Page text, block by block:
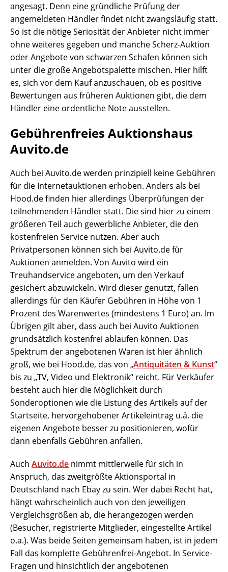
angesagt. Denn eine gründliche Prüfung der
angemeldeten Händler findet nicht zwangsläufig statt.
So ist die nötige Seriosität der Anbieter nicht immer
ohne weiteres gegeben und manche Scherz-Auktion
oder Angebote von schwarzen Schafen können sich
unter die große Angebotspalette mischen. Hier hilft
es, sich vor dem Kauf anzuschauen, ob es positive
Bewertungen aus früheren Auktionen gibt, die dem
Händler eine ordentliche Note ausstellen.
Gebührenfreies Auktionshaus
Auvito.de
Auch bei Auvito.de werden prinzipiell keine Gebühren
für die Internetauktionen erhoben. Anders als bei
Hood.de finden hier allerdings Überprüfungen der
teilnehmenden Händler statt. Die sind hier zu einem
größeren Teil auch gewerbliche Anbieter, die den
kostenfreien Service nutzen. Aber auch
Privatpersonen können sich bei Auvito.de für
Auktionen anmelden. Von Auvito wird ein
Treuhandservice angeboten, um den Verkauf
gesichert abzuwickeln. Wird dieser genutzt, fallen
allerdings für den Käufer Gebühren in Höhe von 1
Prozent des Warenwertes (mindestens 1 Euro) an. Im
Übrigen gilt aber, dass auch bei Auvito Auktionen
grundsätzlich kostenfrei ablaufen können. Das
Spektrum der angebotenen Waren ist hier ähnlich
groß, wie bei Hood.de, das von „Antiquitäten & Kunst“
bis zu „TV, Video und Elektronik“ reicht. Für Verkäufer
besteht auch hier die Möglichkeit durch
Sonderoptionen wie die Listung des Artikels auf der
Startseite, hervorgehobener Artikeleintrag u.ä. die
eigenen Angebote besser zu positionieren, wofür
dann ebenfalls Gebühren anfallen.
Auch Auvito.de nimmt mittlerweile für sich in
Anspruch, das zweitgrößte Aktionsportal in
Deutschland nach Ebay zu sein. Wer dabei Recht hat,
hängt wahrscheinlich auch von den jeweiligen
Vergleichsgrößen ab, die herangezogen werden
(Besucher, registrierte Mitglieder, eingestellte Artikel
o.a.). Was beide Seiten gemeinsam haben, ist in jedem
Fall das komplette Gebührenfrei-Angebot. In Service-
Fragen und hinsichtlich der angebotenen